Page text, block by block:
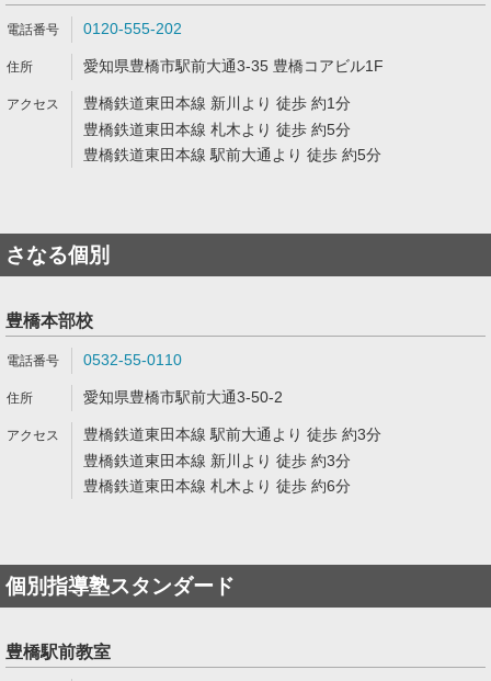
0120-555-202
愛知県豊橋市駅前大通3-35 豊橋コアビル1F
豊橋鉄道東田本線 新川より 徒歩 約1分
豊橋鉄道東田本線 札木より 徒歩 約5分
豊橋鉄道東田本線 駅前大通より 徒歩 約5分
さなる個別
豊橋本部校
0532-55-0110
愛知県豊橋市駅前大通3-50-2
豊橋鉄道東田本線 駅前大通より 徒歩 約3分
豊橋鉄道東田本線 新川より 徒歩 約3分
豊橋鉄道東田本線 札木より 徒歩 約6分
個別指導塾スタンダード
豊橋駅前教室